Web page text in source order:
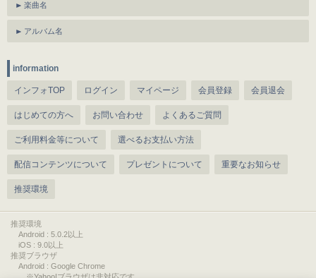
楽曲名
アルバム名
information
インフォTOP ログイン マイページ 会員登録 会員退会
はじめての方へ お問い合わせ よくあるご質問
ご利用料金等について 選べるお支払い方法
配信コンテンツについて プレゼントについて 重要なお知らせ
推奨環境
推奨環境
Android : 5.0.2以上
iOS : 9.0以上
推奨ブラウザ
Android : Google Chrome